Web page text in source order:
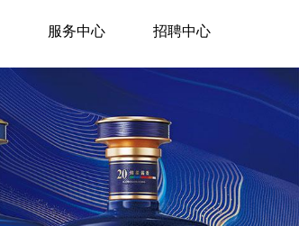
服务中心 招聘中心